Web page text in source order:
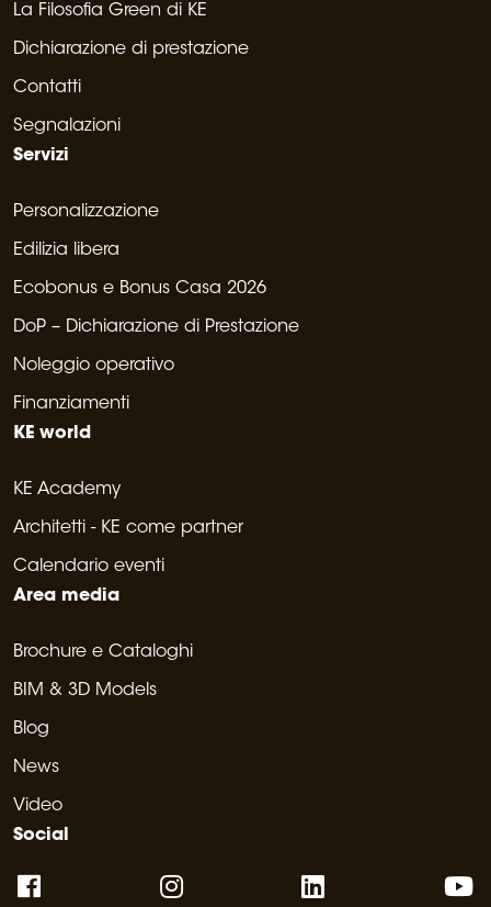
La Filosofia Green di KE
Dichiarazione di prestazione
Contatti
Segnalazioni
Servizi
Personalizzazione
Edilizia libera
Ecobonus e Bonus Casa 2026
DoP – Dichiarazione di Prestazione
Noleggio operativo
Finanziamenti
KE world
KE Academy
Architetti - KE come partner
Calendario eventi
Area media
Brochure e Cataloghi
BIM & 3D Models
Blog
News
Video
Social